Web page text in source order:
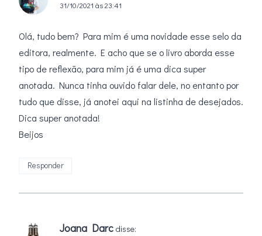
31/10/2021 às 23:41
Olá, tudo bem? Para mim é uma novidade esse selo da
editora, realmente. E acho que se o livro aborda esse
tipo de reflexão, para mim já é uma dica super
anotada. Nunca tinha ouvido falar dele, no entanto por
tudo que disse, já anotei aqui na listinha de desejados.
Dica super anotada!
Beijos
Responder
Joana Darc disse: